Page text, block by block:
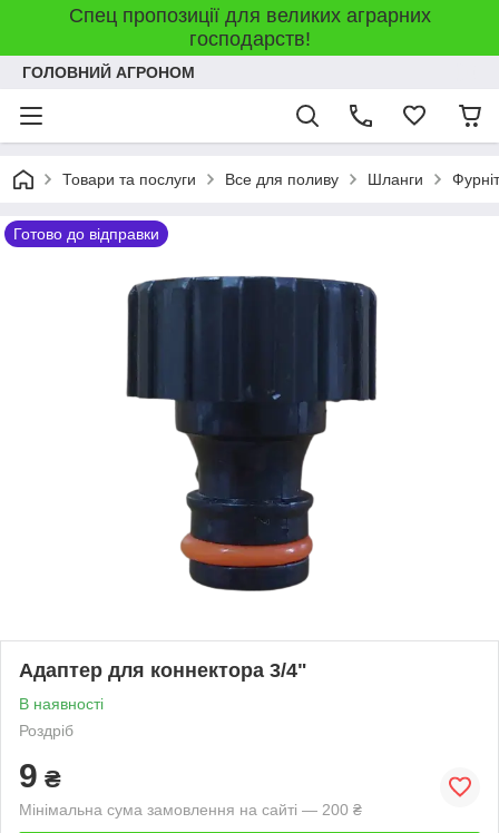
Спец пропозиції для великих аграрних
господарств!
ГОЛОВНИЙ АГРОНОМ
Товари та послуги Все для поливу Шланги
Готово до відправки
Адаптер для коннектора 3/4"
В наявності
Роздріб
9 ₴
Мінімальна сума замовлення на сайті — 200 ₴